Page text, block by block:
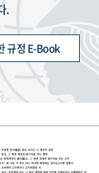
.
규정 E-Book